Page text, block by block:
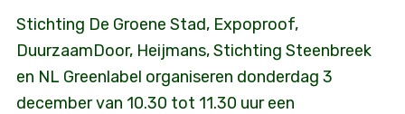
Stichting De Groene Stad, Expoproof,
DuurzaamDoor, Heijmans, Stichting Steenbreek
en NL Greenlabel organiseren donderdag 3
december van 10.30 tot 11.30 uur een